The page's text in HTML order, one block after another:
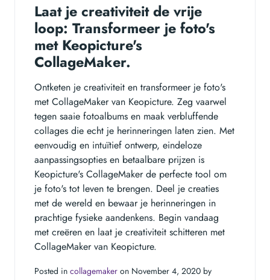
Laat je creativiteit de vrije
loop: Transformeer je foto's
met Keopicture's
CollageMaker.
Ontketen je creativiteit en transformeer je foto's
met CollageMaker van Keopicture. Zeg vaarwel
tegen saaie fotoalbums en maak verbluffende
collages die echt je herinneringen laten zien. Met
eenvoudig en intuïtief ontwerp, eindeloze
aanpassingsopties en betaalbare prijzen is
Keopicture's CollageMaker de perfecte tool om
je foto's tot leven te brengen. Deel je creaties
met de wereld en bewaar je herinneringen in
prachtige fysieke aandenkens. Begin vandaag
met creëren en laat je creativiteit schitteren met
CollageMaker van Keopicture.
Posted in collagemaker on November 4, 2020 by